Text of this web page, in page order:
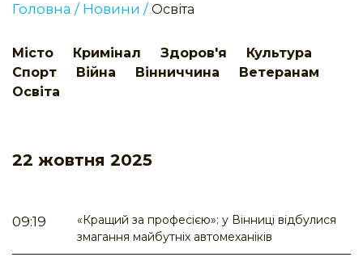
Головна / Новини / Освіта
Місто Кримінал Здоров'я
Культура
Спорт
Війна Вінниччина
Ветеранам
Освіта
22 жовтня 2025
09:19
«Кращий за професією»: у Вінниці відбулися
змагання майбутніх автомеханіків